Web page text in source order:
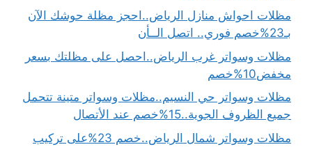
مظلات احواش منازل الرياض..احجز مظلة حوشك الآن
بـ23%خصم فوري.. اتصل الــأن
مظلات وسواتر غرب الرياض..احصل على مظلتك بسعر
مخفض10%خصم
مظلات وسواتر حي النسيم..مظلات وسواتر متينة تتحمل
جميع الظروف الجوية..15%خصم عند الأتصال
مظلات وسواتر شمال الرياض..خصم 23%على تركيب